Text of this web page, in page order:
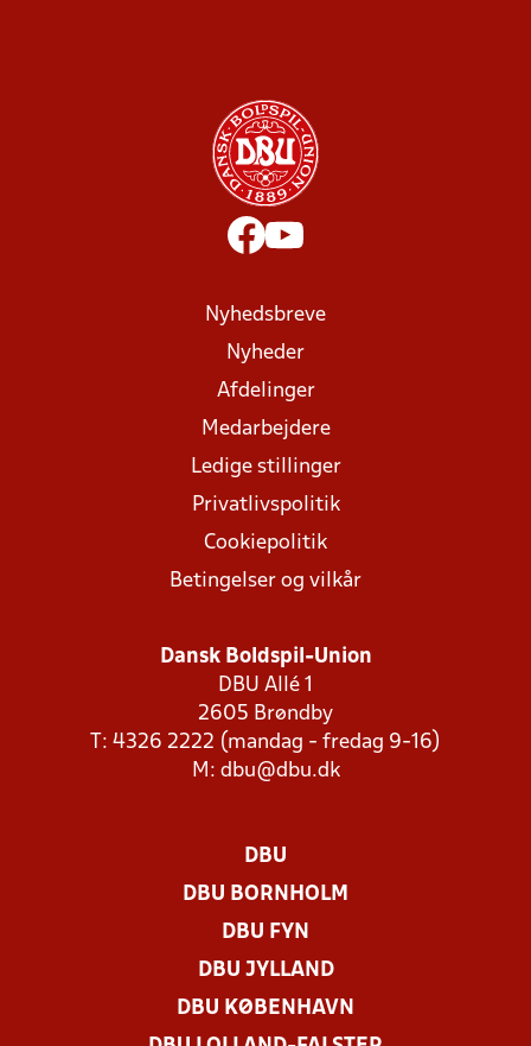
Nyhedsbreve
Nyheder
Afdelinger
Medarbejdere
Ledige stillinger
Privatlivspolitik
Cookiepolitik
Betingelser og vilkår
Dansk Boldspil-Union
DBU Allé 1
2605 Brøndby
T: 4326 2222 (mandag - fredag 9-16)
M: dbu@dbu.dk
DBU
DBU BORNHOLM
DBU FYN
DBU JYLLAND
DBU KØBENHAVN